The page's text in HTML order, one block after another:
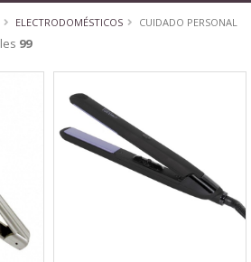
ELECTRODOMÉSTICOS CUIDADO PERSONAL
99